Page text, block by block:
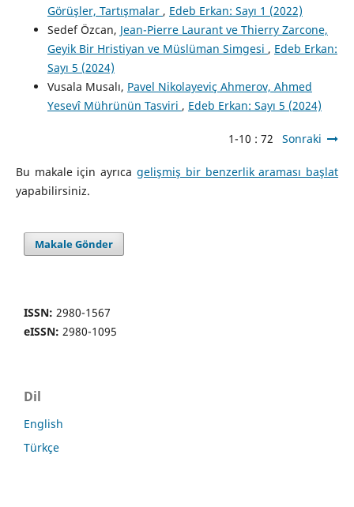
Görüşler, Tartışmalar , Edeb Erkan: Sayı 1 (2022)
Sedef Özcan, Jean-Pierre Laurant ve Thierry Zarcone,
Geyik Bir Hristiyan ve Müslüman Simgesi , Edeb Erkan:
Sayı 5 (2024)
Vusala Musalı, Pavel Nikolayeviç Ahmerov, Ahmed
Yesevî Mührünün Tasviri , Edeb Erkan: Sayı 5 (2024)
1-10 : 72 Sonraki
Bu makale için ayrıca gelişmiş bir benzerlik araması başlat
yapabilirsiniz.
Makale Gönder
ISSN: 2980-1567
eISSN: 2980-1095
Dil
English
Türkçe